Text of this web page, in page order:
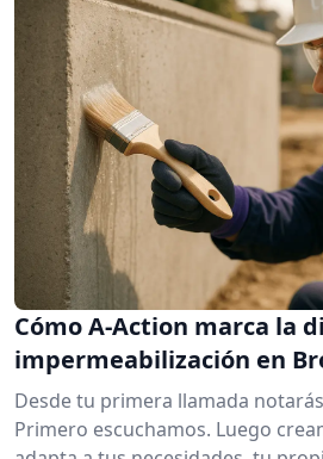
Cómo A-Action marca la
impermeabilización en
Desde tu primera llamada
Primero escuchamos. Luego